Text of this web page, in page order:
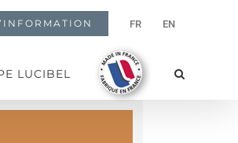
FR EN
LUCIBEL